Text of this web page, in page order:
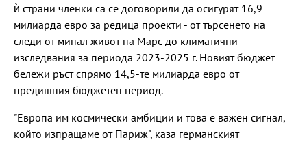
ѝ страни членки са се договорили да осигурят 16,9
милиарда евро за редица проекти - от търсенето на
следи от минал живот на Марс до климатични
изследвания за периода 2023-2025 г. Новият бюджет
бележи ръст спрямо 14,5-те милиарда евро от
предишния бюджетен период.
"Европа им космически амбиции и това е важен сигнал,
който изпращаме от Париж", каза германският